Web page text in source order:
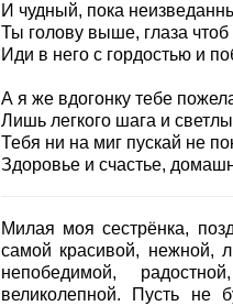
И чудный, пока
Ты голову выше, глаза чтоб
Иди в него с гордостью и
А я же вдогонку тебе
Лишь легкого шага и
Тебя ни на миг пускай не
Здоровье и счастье,
Милая моя сестрёнка,
самой красивой, нежной,
непобедимой,
великолепной. Пусть не